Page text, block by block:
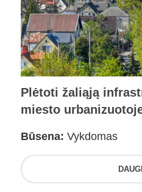
Plėtoti žaliąją
miesto
Būsena: Vykdomas